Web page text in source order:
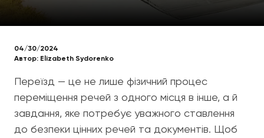
04/30/2024
Автор: Elizabeth Sydorenko
Переїзд — це не лише фізичний процес
переміщення речей з одного місця в інше, а й
завдання, яке потребує уважного ставлення
до безпеки цінних речей та документів. Щоб